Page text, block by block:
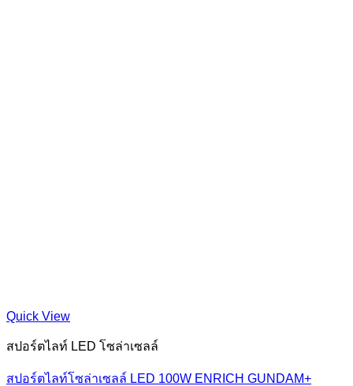
Quick View
สปอร์ตไลท์ LED โซล่าเซลล์
สปอร์ตไลท์โซล่าเซลล์ LED 100W ENRICH GUNDAM+